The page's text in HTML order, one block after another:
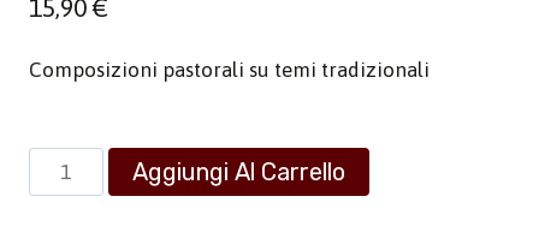
15,90€
Composizioni pastorali su temi tradizionali
Messa
Aggiungi Al Carrello